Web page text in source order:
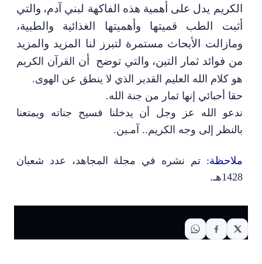
الكريميدلعلى أهمية هذه الفاكهة لبني آدم، والتي
أثبت الطب قميتها وأهميتها الغذائية والطبية،
ومازالت الأبحاث مستمرة لتبرز لنا المزيد والمزيد
من فوائد ثمار التين،والتي توضحأن
القرآن الكريم
هو كلام الله العليم القديرالذي لا ينطق عن الهوى.
حقا أحبائي إنها ثمار من جنة الله.
ندعو الله عز وجل أن يدخلنا فسيح جناته ويمتعنا
بالنظر إلى وجه الكريم.. آمـين.
ملاحظة:تم نشره في مجلة المجاهد، عدد شعبان
1428هـ.